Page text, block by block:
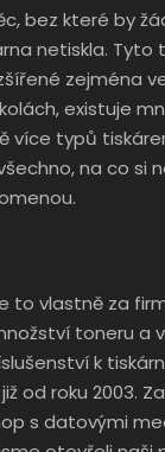
bez které by
netiskla. Tyto
zejména
existuje
více typů
na co si
to vlastně za
toneru a
k
od roku 2003.
s datovými